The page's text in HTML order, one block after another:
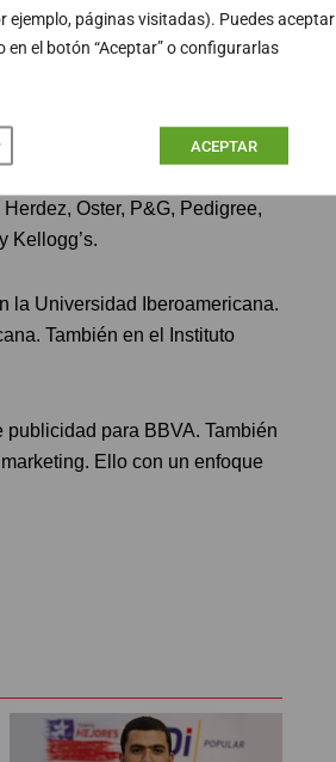
ejemplo, páginas visitadas). Puedes aceptar
el botón “Aceptar” o configurarlas
ACEPTAR
la Presidencia de la
propia compañía, trabajó para
Oster, P&G, Pedigree,
Kellogg’s.
la Universidad Iberoamericana.
También en el Instituto
para BBVA. También
Ello con un enfoque